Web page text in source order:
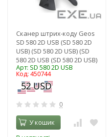
Сканер штрих-коду Geos
SD 580 2D USB (SD 580 2D
USB) (SD 580 2D USB) (SD
580 2D USB (SD 580 2D USB)
Арт: SD 580 2D USB
Код: 450744
0
У кошик